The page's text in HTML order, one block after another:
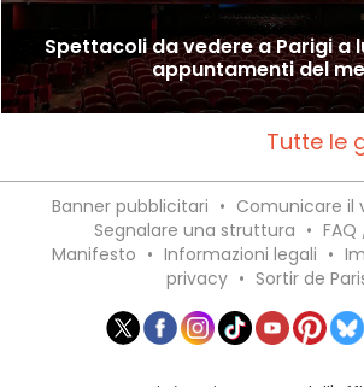
Spettacoli da vedere a Parigi a
appuntamenti del
Tutte le
Banner pubblicitari • Comunicare il
Segnalare una struttura •
Manifesto • Informazioni legali •
privacy • Sortir de